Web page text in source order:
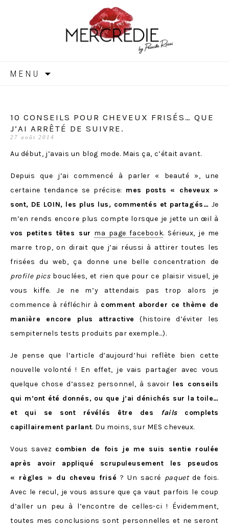
MERCREDIE
MENU
10 CONSEILS POUR CHEVEUX FRISÉS… QUE
J’AI ARRÊTÉ DE SUIVRE.
27 août 2014
Au début, j’avais un blog mode. Mais ça, c’était avant.
Depuis que j’ai commencé à parler « beauté », une
certaine tendance se précise: mes posts « cheveux »
sont, DE LOIN, les plus lus, commentés et partagés… Je
m’en rends encore plus compte lorsque je jette un œil à
vos petites têtes sur ma page facebook. Sérieux, je me
marre trop, on dirait que j’ai réussi à attirer toutes les
frisées du web, ça donne une belle concentration de
profile picsbouclées, et rien que pour ce plaisir visuel, je
vous kiffe. Je ne m’y attendais pas trop alors je
commence à réfléchir à comment aborder ce thème de
manière encore plus attractive
(histoire d’éviter les
sempiternels tests produits par exemple…).
Je pense que l’article d’aujourd’hui reflète bien cette
nouvelle volonté ! En effet, je vais partager avec vous
quelque chose d’assez personnel, à savoir les conseils
qui m’ont été donnés, ou que j’ai dénichés sur la toile…
et qui se sont révélés être des failscomplets
capillairement parlant. Du moins, sur MES cheveux.
Vous savez combien de fois je me suis sentie roulée
après avoir appliqué scrupuleusement les pseudos
« règles » du cheveu frisé ? Un sacré paquetde fois.
Avec le recul, je vous assure que ça vaut parfois le coup
d’aller un peu à l’encontre de celles-ci ! Évidemment,
toutes mes conclusions sont personnelles et ne seront